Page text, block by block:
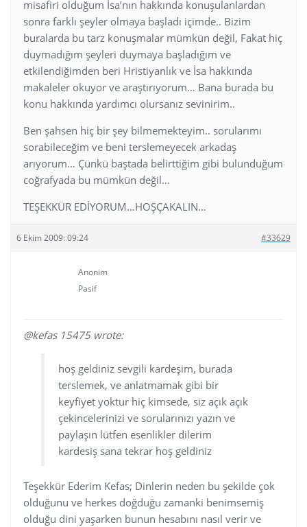
misafiri olduğum İsa’nın hakkında konuşulanlardan
sonra farklı şeyler olmaya başladı içimde.. Bizim
buralarda bu tarz konuşmalar mümkün değil, Fakat hiç
duymadığım şeyleri duymaya başladığım ve
etkilendiğimden beri Hristiyanlık ve İsa hakkında
makaleler okuyor ve araştırıyorum… Bana burada bu
konu hakkında yardımcı olursanız sevinirim..
Ben şahsen hiç bir şey bilmemekteyim.. sorularımı
sorabileceğim ve beni terslemeyecek arkadaş
arıyorum… Çünkü baştada belirttiğim gibi bulunduğum
coğrafyada bu mümkün değil…
TEŞEKKÜR EDİYORUM…HOŞÇAKALIN…
6 Ekim 2009: 09:24 #33629
Anonim
Pasif
@kefas 15475 wrote:
hoş geldiniz sevgili kardeşim, burada
terslemek, ve anlatmamak gibi bir
keyfiyet yoktur hiç kimsede, siz açık açık
çekincelerinizi ve sorularınızı yazın ve
paylaşın lütfen esenlikler dilerim
kardesiş sana tekrar hoş geldiniz
Teşekkür Ederim Kefas; Dinlerin neden bu şekilde çok
olduğunu ve herkes doğduğu zamanki benimsemiş
olduğu dini yaşarken bunun hesabını nasıl verir ve